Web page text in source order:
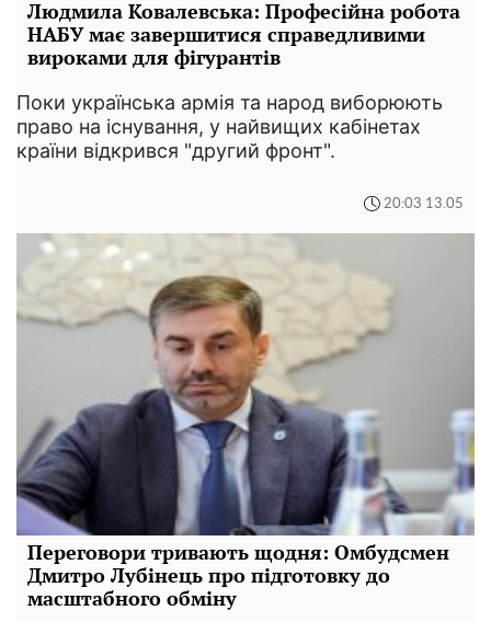
Людмила Ковалевська: Професійна робота
НАБУ має завершитися справедливими
вироками для фігурантів
Поки українська армія та народ виборюють
право на існування, у найвищих кабінетах
країни відкрився "другий фронт".
20:03 13.05
Переговори тривають щодня: Омбудсмен
Дмитро Лубінець про підготовку до
масштабного обміну